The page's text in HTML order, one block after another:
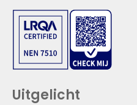
Uitgelicht